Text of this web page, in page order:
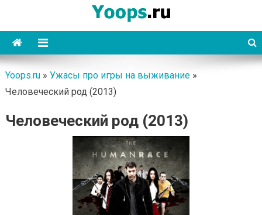
content
Yoops
Yoops.ru» Ужасы про игры на выживание»
Человеческий род (2013)
Человеческий род (2013)